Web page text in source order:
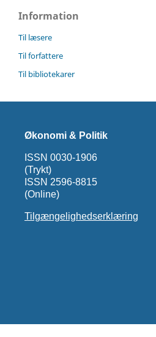
Information
Til læsere
Til forfattere
Til bibliotekarer
Økonomi & Politik
ISSN 0030-1906
(Trykt)
ISSN 2596-8815
(Online)
Tilgængelighedserklæring